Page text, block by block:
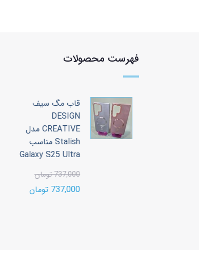
فهرست محصولات
قاب مگ سیف
DESIGN
CREATIVE مدل
Stalish مناسب
Galaxy S25 Ultra
737,000 تومان
737,000 تومان